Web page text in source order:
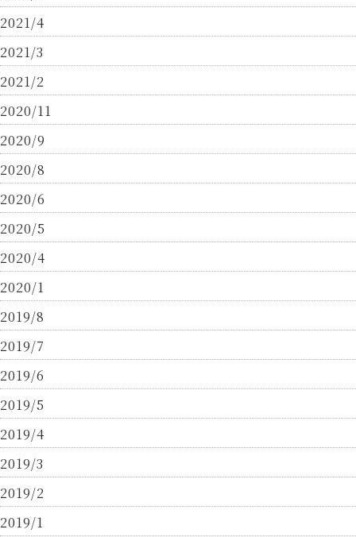
2021/4
2021/3
2021/2
2020/11
2020/9
2020/8
2020/6
2020/5
2020/4
2020/1
2019/8
2019/7
2019/6
2019/5
2019/4
2019/3
2019/2
2019/1